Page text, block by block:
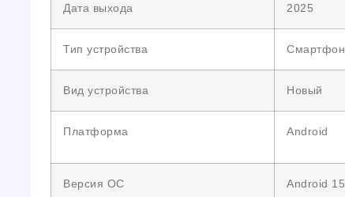
Дата выхода 2025
Тип устройства Смартфон
Вид устройства Новый
Платформа Android
Версия ОС Android 15